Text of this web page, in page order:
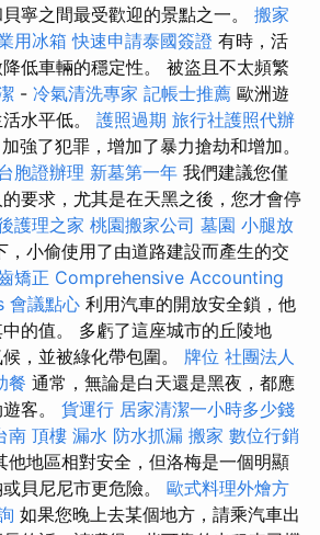
寧之間最受歡迎的景點之一。 搬家
用冰箱 快速申請泰國簽證 有時，活
低車輛的穩定性。 被盜且不太頻繁
- 冷氣清洗專家 記帳士推薦 歐洲遊
水平低。 護照過期 旅行社護照代辦
強了犯罪，增加了暴力搶劫和增加。
胞證辦理 新墓第一年 我們建議您僅
要求，尤其是在天黑之後，您才會停
護理之家 桃園搬家公司 墓園 小腿放
，小偷使用了由道路建設而產生的交
矯正 Comprehensive Accounting
會議點心 利用汽車的開放安全鎖，他
的值。 多虧了這座城市的丘陵地
，並被綠化帶包圍。 牌位 社團法人
餐 通常，無論是白天還是黑夜，都應
客。 貨運行 居家清潔一小時多少錢
南 頂樓 漏水 防水抓漏 搬家 數位行銷
他地區相對安全，但洛梅是一個明顯
貝尼尼市更危險。 歐式料理外燴方
如果您晚上去某個地方，請乘汽車出